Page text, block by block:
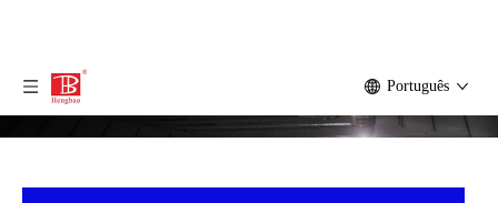
Português